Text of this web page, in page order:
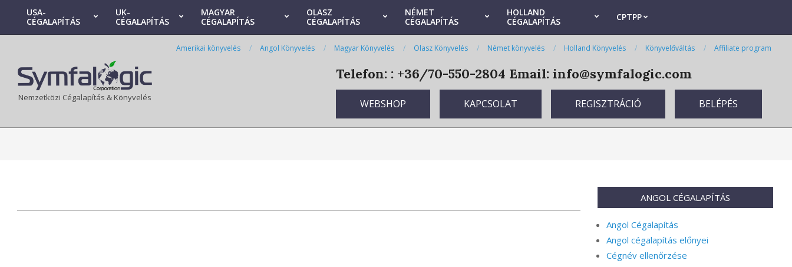
content
Primary
USA-
CÉGALAPÍTÁS
UK-
CÉGALAPÍTÁS
MAGYAR
CÉGALAPÍTÁS
OLASZ
CÉGALAPÍTÁS
NÉMET
CÉGALAPÍTÁS
HOLLAND
CÉGALAPÍTÁS
CPTPP
Nemzetközi Cégalapítás & Könyvelés
Amerikai könyvelés Angol Könyvelés Magyar Könyvelés Olasz Könyvelés Német könyvelés Holland Könyvelés Könyvelőváltás Affiliate program
Telefon: : +36/70-550-2804 Email: info@symfalogic.com
WEBSHOP KAPCSOLAT REGISZTRÁCIÓ BELÉPÉS
ANGOL CÉGALAPÍTÁS
Angol Cégalapítás
Angol cégalapítás előnyei
Cégnév ellenőrzése